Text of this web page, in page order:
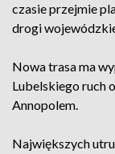
czasie przejmie
drogi
Nowa trasa ma
Lubelskiego ruch
Annopolem.
Największych